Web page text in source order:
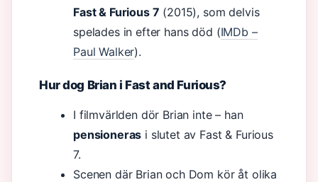
Fast & Furious 7 (2015), som delvis
spelades in efter hans död (IMDb –
Paul Walker).
Hur dog Brian i Fast and Furious?
I filmvärlden dör Brian inte – han
pensioneras i slutet av Fast & Furious
7.
Scenen där Brian och Dom kör åt olika